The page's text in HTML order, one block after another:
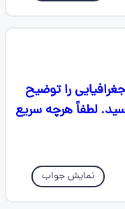
را توضیح
لطفاً هرچه سریع
نمایش جواب